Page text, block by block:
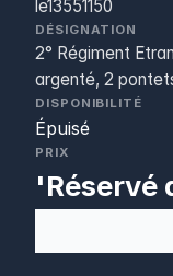
le13551150
DÉSIGNATION
2° Régiment
argenté, 2
DISPONIBILITÉ
Épuisé
PRIX
'Réservé